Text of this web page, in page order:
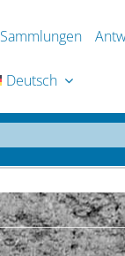
Sammlungen
Deutsch